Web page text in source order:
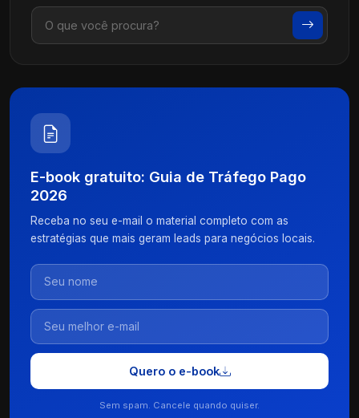
E-book gratuito: Guia de Tráfego Pago
2026
Receba no seu e-mail o material completo com as
estratégias que mais geram leads para negócios locais.
Quero o e-book
Sem spam. Cancele quando quiser.